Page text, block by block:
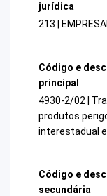
jurídica
213 |
Código e
principal
4930-2/02 |
produtos
interestadual
Código e
secundária